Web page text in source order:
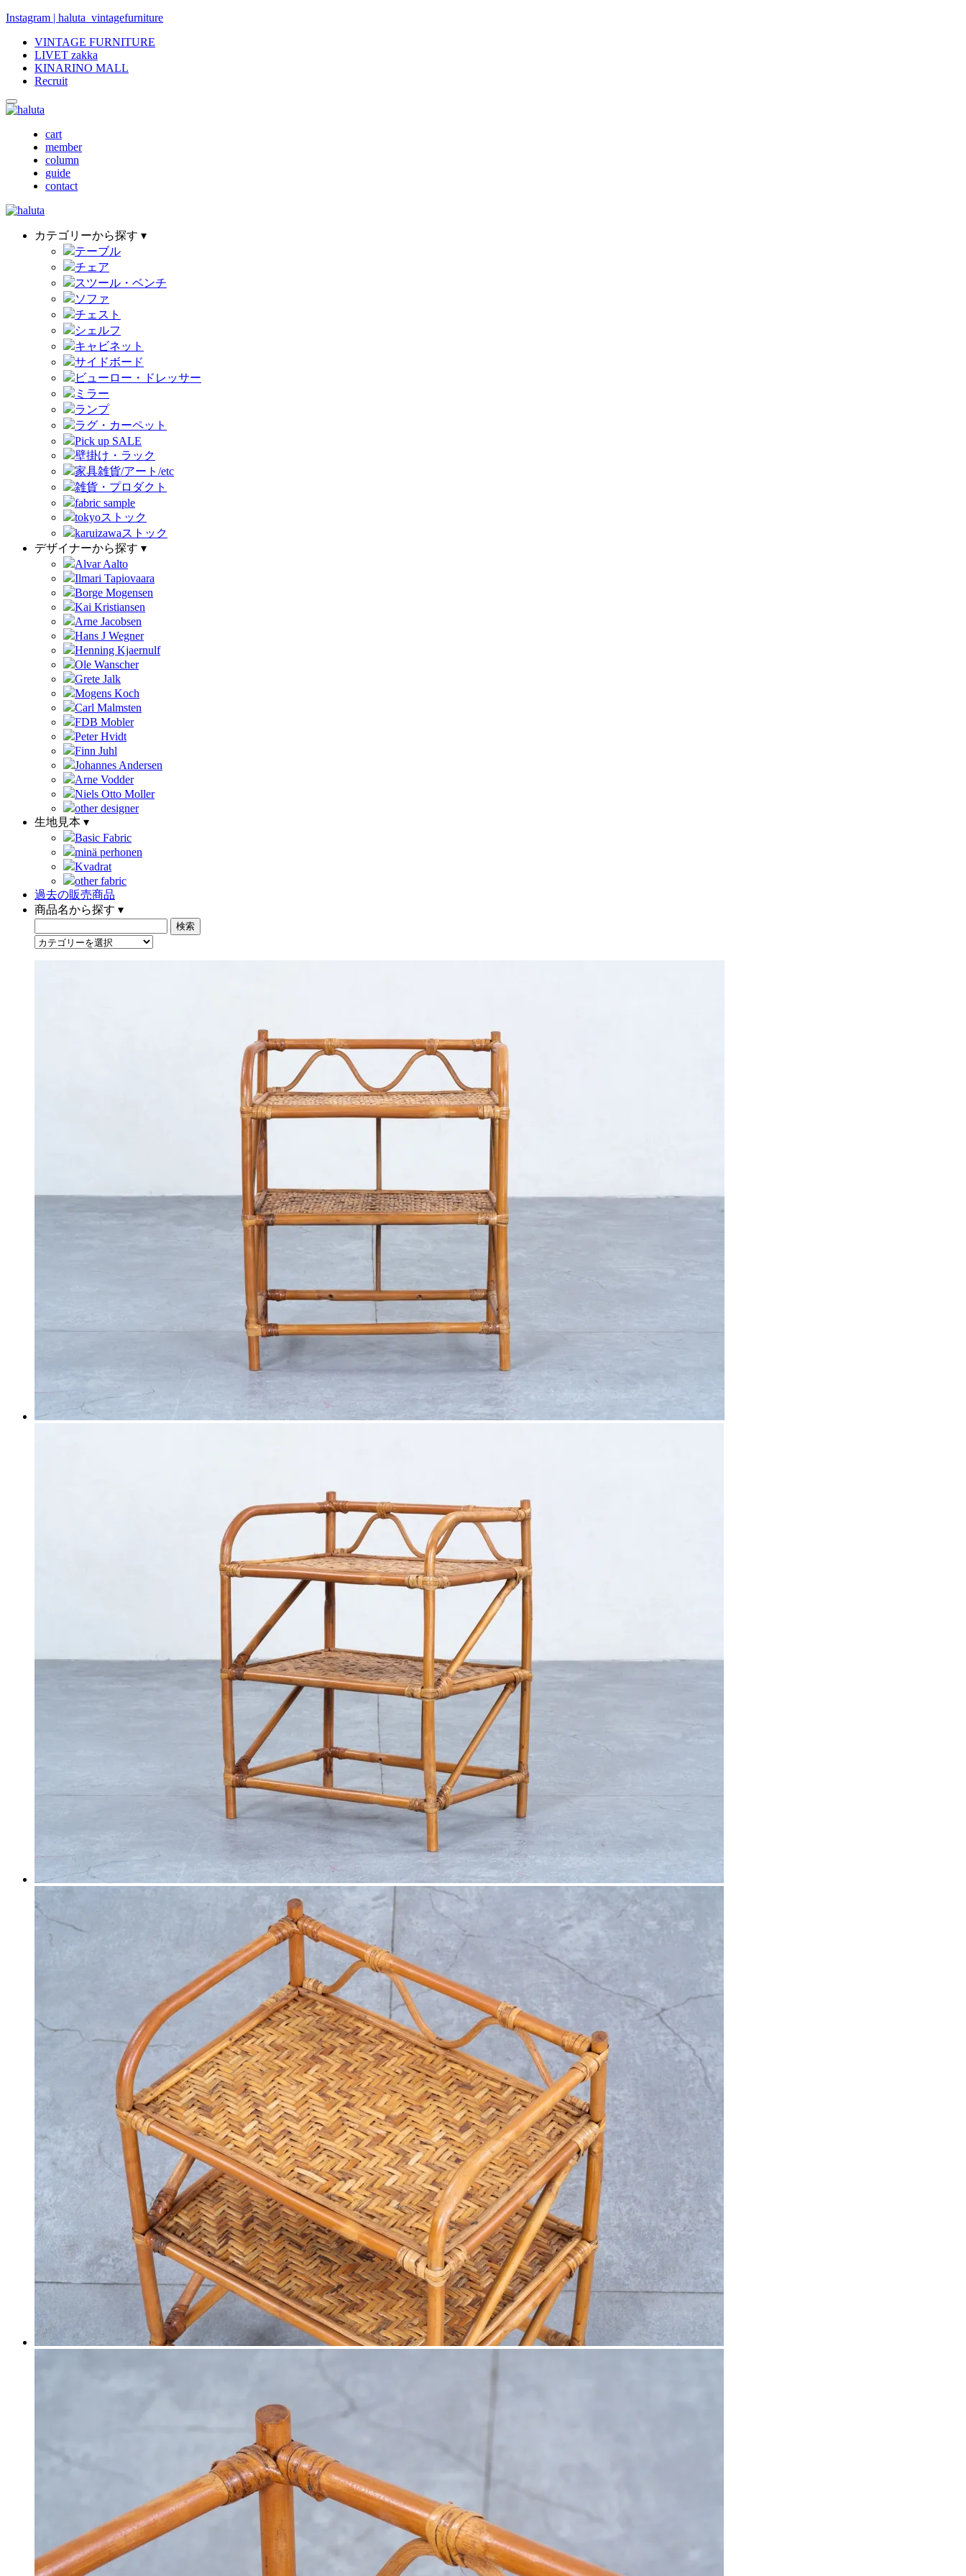
Instagram | haluta_vintagefurniture
VINTAGE FURNITURE
LIVET zakka
KINARINO MALL
Recruit
cart
member
column
guide
contact
カテゴリーから探す ▾
テーブル
チェア
スツール・ベンチ
ソファ
チェスト
シェルフ
キャビネット
サイドボード
ビューロー・ドレッサー
ミラー
ランプ
ラグ・カーペット
Pick up SALE
壁掛け・ラック
家具雑貨/アート/etc
雑貨・プロダクト
fabric sample
tokyoストック
karuizawaストック
デザイナーから探す ▾
Alvar Aalto
Ilmari Tapiovaara
Borge Mogensen
Kai Kristiansen
Arne Jacobsen
Hans J Wegner
Henning Kjaernulf
Ole Wanscher
Grete Jalk
Mogens Koch
Carl Malmsten
FDB Mobler
Peter Hvidt
Finn Juhl
Johannes Andersen
Arne Vodder
Niels Otto Moller
other designer
生地見本 ▾
Basic Fabric
minä perhonen
Kvadrat
other fabric
過去の販売商品
商品名から探す ▾